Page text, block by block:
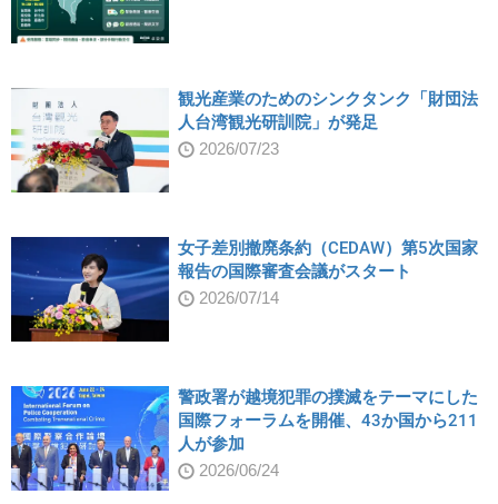
観光産業のためのシンクタンク「財団法
人台湾観光研訓院」が発足
2026/07/23
女子差別撤廃条約（CEDAW）第5次国家
報告の国際審査会議がスタート
2026/07/14
警政署が越境犯罪の撲滅をテーマにした
国際フォーラムを開催、43か国から211
人が参加
2026/06/24